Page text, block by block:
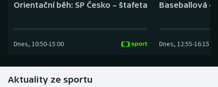
Golf
Orientační běh: SP Česko – štafeta
Dnes, 10:50-15:00
Baseballová
Dnes, 12:55-16:15
Aktuality ze sportu